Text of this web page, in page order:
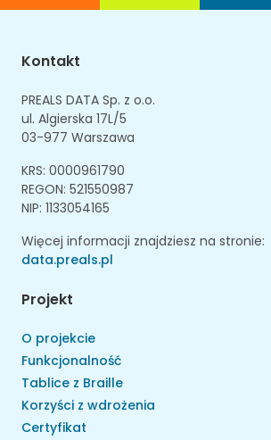
Kontakt
PREALS DATA Sp. z o.o.
ul. Algierska 17L/5
03-977 Warszawa
KRS: 0000961790
REGON: 521550987
NIP: 1133054165
Więcej informacji znajdziesz na stronie:
data.preals.pl
Projekt
O projekcie
Funkcjonalność
Tablice z Braille
Korzyści z wdrożenia
Certyfikat